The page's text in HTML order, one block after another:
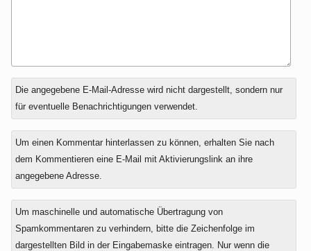
Antwort
zu
Die angegebene E-Mail-Adresse wird nicht dargestellt, sondern nur
für eventuelle Benachrichtigungen verwendet.
Um einen Kommentar hinterlassen zu können, erhalten Sie nach
dem Kommentieren eine E-Mail mit Aktivierungslink an ihre
angegebene Adresse.
Um maschinelle und automatische Übertragung von
Spamkommentaren zu verhindern, bitte die Zeichenfolge im
dargestellten Bild in der Eingabemaske eintragen. Nur wenn die